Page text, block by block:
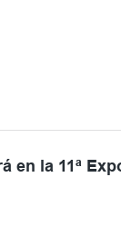
en la 11ª